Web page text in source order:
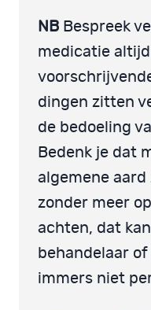
NB Bespreek
medicatie
dingen zitten
de bedoeling
Bedenk je dat
algemene
zonder meer
achten, dat
behandelaar
immers niet